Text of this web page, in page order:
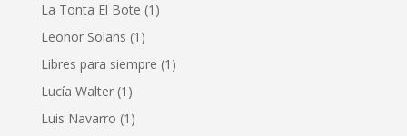
La Tonta El Bote (1)
Leonor Solans (1)
Libres para siempre (1)
Lucía Walter (1)
Luis Navarro (1)